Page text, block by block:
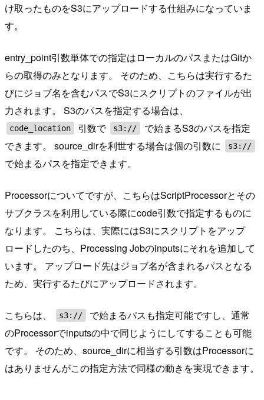
け取ったものをS3にアップロードする仕組みになっていま
す。
entry_point引数単体での指定はローカルのパスまたはGitか
らの取得のみとなります。 そのため、こちらは実行するた
びにジョブ名を含むパスでS3にスクリプトのファイルが出
力されます。 S3のパスを指定する場合は、
code_location 引数で s3://
で始まるS3のパスを指定
できます。 source_dirを利世する場合は個の引数に
s3://
で始まるパスを指定できます。
Processorについてですが、こちらはScriptProcessorとその
サブクラスを利用している際にcode引数で指定するものに
なります。 こちらは、実際にはS3にスクリプトをアップ
ロードしたのち、Processing Jobのinputsにそれを追加して
います。 アップロード先はジョブ名が含まれるパスとなる
ため、実行するたびにアップロードされます。
こちらは、 s3://
で始まるパスも指定可能ですし、通常
のProcessorでinputsの中で同じようにしてすることも可能
です。 そのため、source_dirに相当する引数はProcessorに
はありませんがこの指定方法で同様の動きを実現できます。